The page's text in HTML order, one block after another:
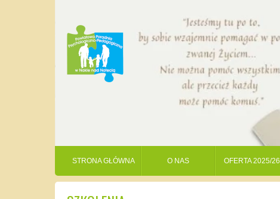
STRONA GŁÓWNA O NAS OFERTA 2025/26